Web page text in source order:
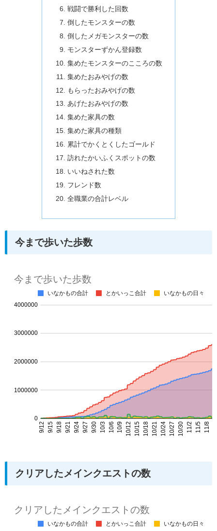
戦闘で勝利した回数
倒したモンスターの数
倒したメガモンスターの数
モンスターずかん登録数
集めたモンスターのこころの数
集めたおみやげの数
もらったおみやげの数
あげたおみやげの数
集めた家具の数
集めた家具の種類
累計でかくとくしたゴールド
訪れたかいふくスポットの数
いいねされた数
フレンド数
全職業の合計レベル
今まで歩いた歩数
クリアしたメインクエストの数